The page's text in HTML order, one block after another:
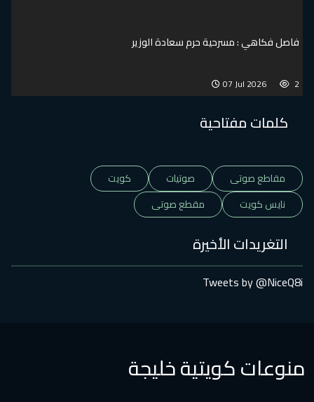
حرم سعادة الوزير
صوتيات
كويت
مقطع صوتى
خليجة